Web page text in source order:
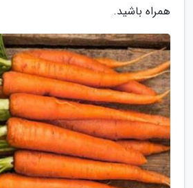
همراه باشید.